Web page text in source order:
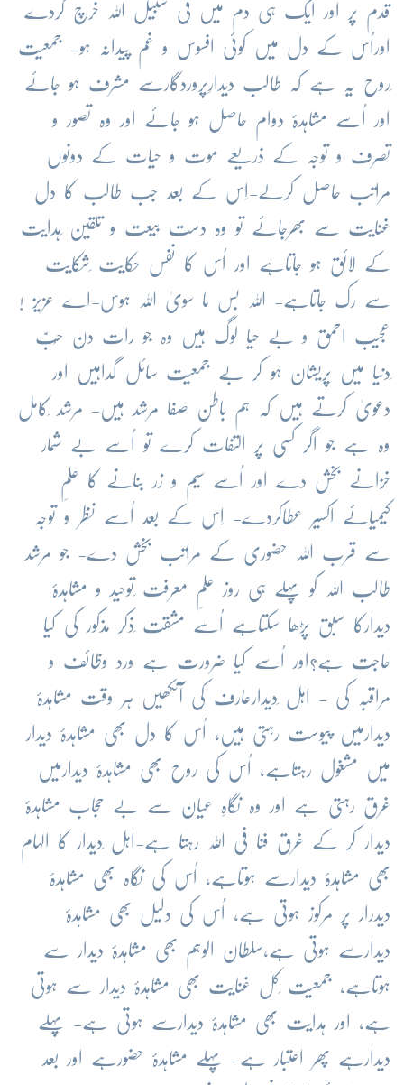
قدم پر اور ایک ہی دم میں فی سبیل اللہ خرچ کردے
اوراُس کے دل میں کوئی افسوس و غم پیدانہ ہو- جمعیت
ِروح یہ ہے کہ طالب دیدارِپروردگارسے مشرف ہو جائے
اور اُسے مشاہدۂ دوام حاصل ہو جائے اور وہ تصور و
تصرف و توجہ کے ذریعے موت و حیات کے دونوں
مراتب حاصل کرلے-اِس کے بعد جب طالب کا دل
غنایت سے بھرجائے تو وہ دست بیعت و تلقین ِہدایت
کے لائق ہو جاتاہے اور اُس کا نفس حکایت ِشکایت
سے رک جاتاہے- اللہ بس ما سویٰ اللہ ہوس-اے عزیز !
عجیب احمق و بے حیا لوگ ہیں وہ جو رات دن حُبّ
ِدنیا میں پریشان ہو کر بے جمعیت سائل گداہیں اور
دعویٰ کرتے ہیں کہ ہم باطن صفا مرشد ہیں- مرشد ِکامل
وہ ہے جو اگر کسی پر التفات کرے تو اُسے بے شمار
خزانے بخش دے اور اُسے سیم و زر بنانے کا علمِ
کیمیائے اکسیر عطاکردے- اِس کے بعد اُسے نظر و توجہ
سے قرب اللہ حضوری کے مراتب بخش دے- جو مرشد
طالب اللہ کو پہلے ہی روز علمِ معرفت ِتوحید و مشاہدۂ
دیدارکا سبق پڑھا سکتاہے اُسے مشقت ِذکر مذکور کی کیا
حاجت ہے؟اور اُسے کیا ضرورت ہے ورد وظائف و
مراقبہ کی - اہل ِدیدارعارف کی آنکھیں ہر وقت مشاہدۂ
دیدارمیں پیوست رہتی ہیں، اُس کا دل بھی مشاہدۂ دیدار
میں مشغول رہتاہے، اُس کی روح بھی مشاہدۂ دیدارمیں
غرق رہتی ہے اور وہ نگاہِ عیان سے بے حجاب مشاہدۂ
دیدار کر کے غرق فنا فی اللہ رہتا ہے-اہل ِدیدار کا الہام
بھی مشاہدۂ دیدارسے ہوتاہے، اُس کی نگاہ بھی مشاہدۂ
دیدرار پر مرکوز ہوتی ہے، اُس کی دلیل بھی مشاہدۂ
دیدارسے ہوتی ہے،سلطان الوہم بھی مشاہدۂ دیدار سے
ہوتاہے، جمعیت ِکل غنایت بھی مشاہدۂ دیدار سے ہوتی
ہے، اور ہدایت بھی مشاہدۂ دیدارسے ہوتی ہے- پہلے
دیدارہے پھر اعتبار ہے- پہلے مشاہدۂ حضورہے اور بعد